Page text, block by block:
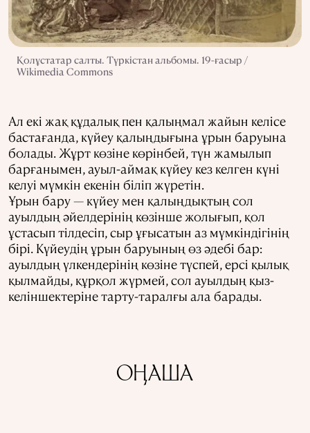
Қолұстатар салты. Түркістан альбомы. 19-ғасыр /
Wikimedia Commons
Ал екі жақ құдалық пен қалыңмал жайын келісе
бастағанда, күйеу қалыңдығына ұрын баруына
болады. Жұрт көзіне көрінбей, түн жамылып
барғанымен, ауыл-аймақ күйеу кез келген күні
келуі мүмкін екенін біліп жүретін.
Ұрын бару — күйеу мен қалыңдықтың сол
ауылдың әйелдерінің көзінше жолығып, қол
ұстасып тілдесіп, сыр ұғысатын аз мүмкіндігінің
бірі. Күйеудің ұрын баруының өз әдебі бар:
ауылдың үлкендерінің көзіне түспей, ерсі қылық
қылмайды, құрқол жүрмей, сол ауылдың қыз-
келіншектеріне тарту-таралғы ала барады.
ОҢАША